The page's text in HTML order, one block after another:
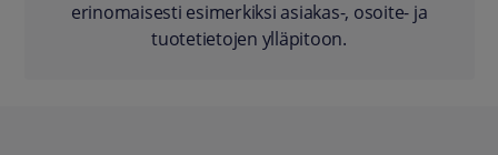
erinomaisesti esimerkiksi asiakas-, osoite- ja
tuotetietojen ylläpitoon.